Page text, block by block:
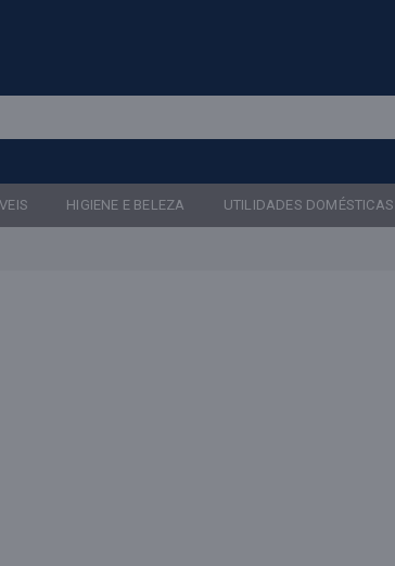
HIGIENE E BELEZA UTILIDADES DOMÉSTICAS